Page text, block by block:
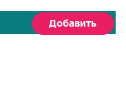
Добавить